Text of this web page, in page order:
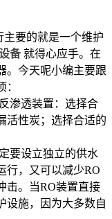
要的就是一个维护
备 就得心应手。在
。今天呢小编主要跟
渗透装置：选择合
活性炭；选择合适的
要设立独立的供水
行，又可以减少RO
击。当RO装置直接
设施，因为大多数自